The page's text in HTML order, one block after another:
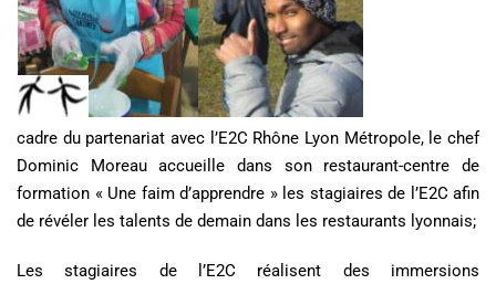
cadre du partenariat avec l’E2C Rhône Lyon Métropole, le chef
Dominic Moreau accueille dans son restaurant-centre de
formation « Une faim d’apprendre » les stagiaires de l’E2C afin
de révéler les talents de demain dans les restaurants lyonnais;
Les stagiaires de l’E2C réalisent des immersions